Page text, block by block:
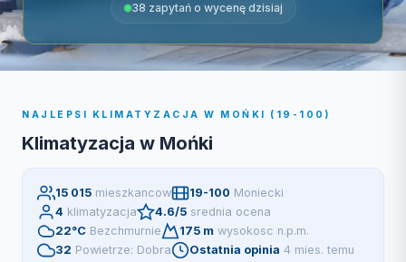
38 zapytań o wycenę dzisiaj
NAJLEPSI KLIMATYZACJA W MOŃKI (19-100)
Klimatyzacja w Mońki
15 015 mieszkancow 19-100 Moniecki
4 klimatyzacja 4.6/5 srednia ocena
22°C Bezchmurnie 175 m wysokosc n.p.m.
32 Powietrze: Dobra Ostatnia opinia 4 mies. temu